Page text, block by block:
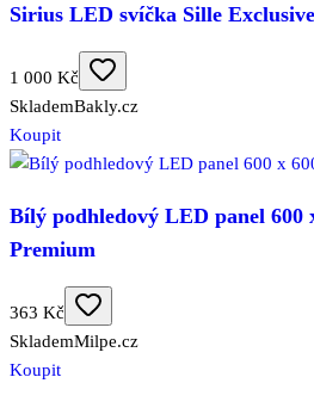
Sirius LED svíčka Sille
1 000 Kč
SklademBakly.cz
Koupit
Bílý podhledový LED panel 600
Premium
363 Kč
SklademMilpe.cz
Koupit